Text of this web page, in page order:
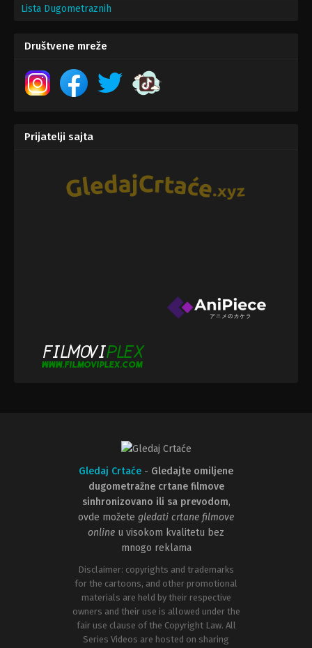
Lista Dugometraznih
Društvene mreže
Prijatelji sajta
Gledaj Crtaće - Gledajte omiljene
dugometražne crtane filmove
sinhronizovano ili sa prevodom,
ovde možete gledati crtane filmove
online u visokom kvalitetu bez
mnogo reklama
Disclaimer: copyrights and trademarks
for the cartoons, and other promotional
materials are held by their respective
owners and their use is allowed under the
fair use clause of the Copyright Law. All
Series Videos are hosted on sharing